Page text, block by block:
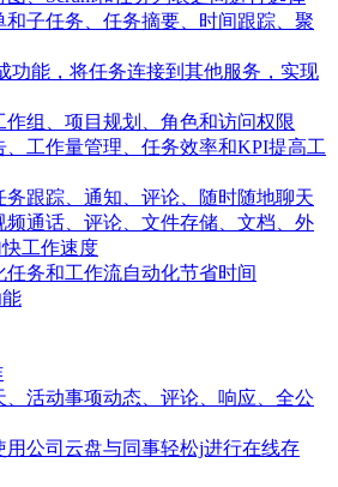
和子任务、任务摘要、时间跟踪、聚
功能，将任务连接到其他服务，实现
作组、项目规划、角色和访问权限
、工作量管理、任务效率和KPI提高工
务跟踪、通知、评论、随时随地聊天
频通话、评论、文件存储、文档、外
工作速度
任务和工作流自动化节省时间
、活动事项动态、评论、响应、全公
用公司云盘与同事轻松j进行在线存